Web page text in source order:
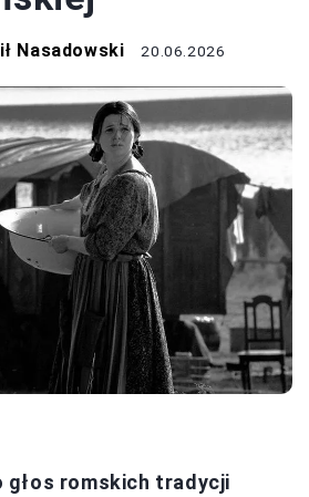
Nasadowski 20.06.2026
głos romskich tradycji